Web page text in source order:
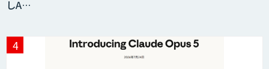
secondz Agentsense
しA…